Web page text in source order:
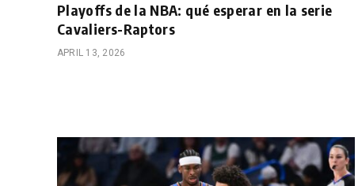
Playoffs de la NBA: qué esperar en la serie
Cavaliers-Raptors
APRIL 13, 2026